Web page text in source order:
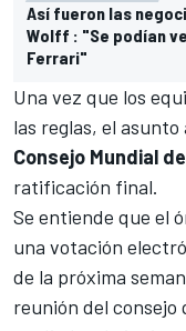
Así fueron las
Wolff : "Se podían
Ferrari"
Una vez que los
las reglas, el
Consejo Mundial
ratificación final.
Se entiende que el
una votación
de la próxima
reunión del consejo